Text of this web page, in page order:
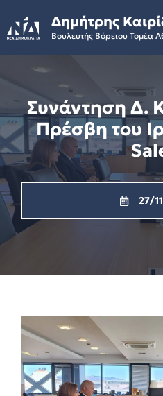
to
content
Δημήτρης
Βουλευτής Βόρειου Τομέα
Συνάντηση Δ.
Πρέσβη του
27/